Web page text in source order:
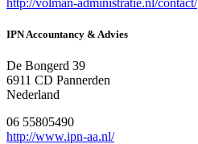
IPN Accountancy & Advies
De Bongerd 39
6911 CD Pannerden
Nederland
06 55805490
http://www.ipn-aa.nl/